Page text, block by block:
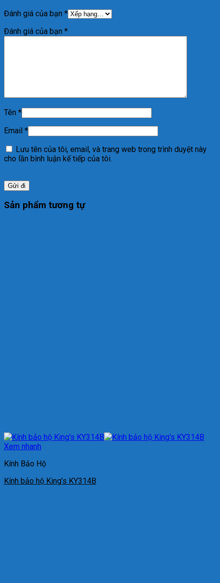
Đánh giá của bạn *
Đánh giá của bạn *
Tên *
Email *
Lưu tên của tôi, email, và trang web trong trình duyệt này
cho lần bình luận kế tiếp của tôi.
Sản phẩm tương tự
Xem nhanh
Kính Bảo Hộ
Kính bảo hộ King’s KY314B